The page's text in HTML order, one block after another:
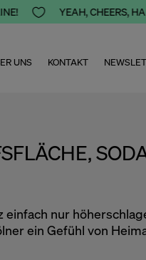
 YEAH, CHEERS,
UNS KONTAKT
nur
ein Gefühl von